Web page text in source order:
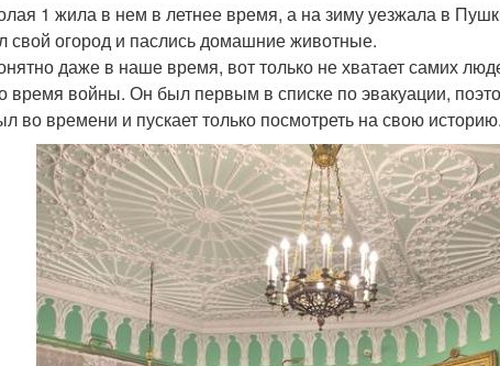
1 жила в нем в летнее время, а на зиму уезжала в
свой огород и паслись домашние животные.
даже в наше время, вот только не хватает самих
войны. Он был первым в списке по эвакуации,
во времени и пускает только посмотреть на свою историю.